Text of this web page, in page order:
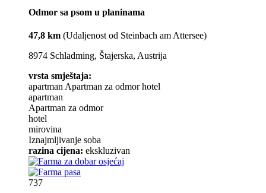
Odmor sa psom u planinama
47,8 km (Udaljenost od Steinbach am Attersee)
8974 Schladming, Štajerska, Austrija
vrsta smještaja:
apartman Apartman za odmorhotel
apartman
Apartman za odmor
hotel
mirovina
Iznajmljivanje soba
razina cijena: ekskluzivan
737